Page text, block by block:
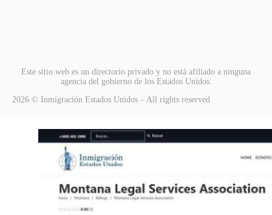
Este sitio web es un directorio privado y no está afiliado a ninguna
agencia del gobierno de los Estados Unidos.
2026 © Inmigración Estados Unidos – All rights reserved